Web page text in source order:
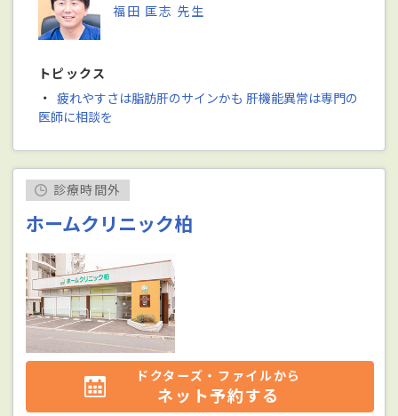
福田 匡志 先生
トピックス
・ 疲れやすさは脂肪肝のサインかも 肝機能異常は専門の
医師に相談を
診療時間外
ホームクリニック柏
ドクターズ・ファイルから
ネット予約する